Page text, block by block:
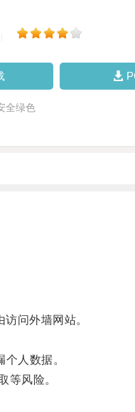
全绿色
问外墙网站。
人数据。
风险。